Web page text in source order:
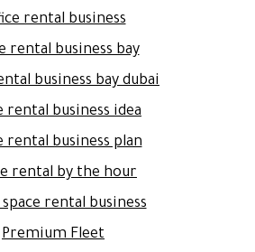
rental business
rental business bay
business bay dubai
rental business idea
rental business plan
rental by the hour
rental business
Premium Fleet